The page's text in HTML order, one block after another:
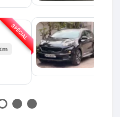
KIA Sportage
Sportage 2021
2021 78000 Km
14 500 000FCFA
SPÉCIAL